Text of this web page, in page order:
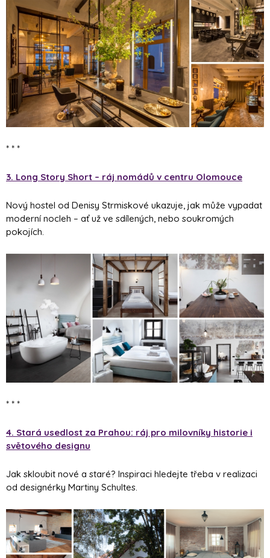
* * *
3. Long Story Short – ráj nomádů v centru Olomouce
Nový hostel od Denisy Strmiskové ukazuje, jak může vypadat
moderní nocleh – ať už ve sdílených, nebo soukromých
pokojích.
* * *
4. Stará usedlost za Prahou: ráj pro milovníky historie i
světového designu
Jak skloubit nové a staré? Inspiraci hledejte třeba v realizaci
od designérky Martiny Schultes.